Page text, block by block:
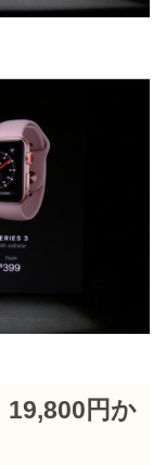
19,800円か